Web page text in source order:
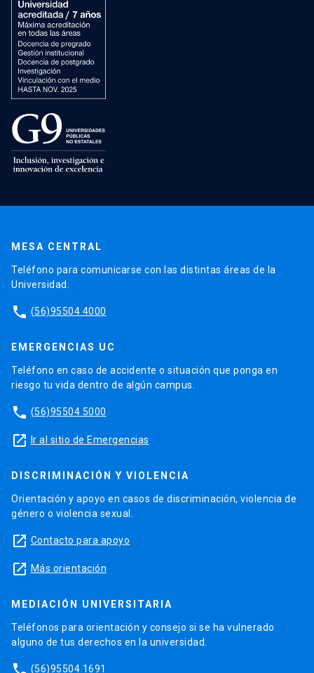
MESA CENTRAL
Teléfono para comunicarse con las distintas áreas de la
Universidad.
phone (56)95504 4000
EMERGENCIAS UC
Teléfono en caso de accidente o situación que ponga en
riesgo tu vida dentro de algún campus.
phone (56)95504 5000
launch Ir al sitio de Emergencias
DISCRIMINACIÓN Y VIOLENCIA
Orientación y apoyo en casos de discriminación, violencia de
género o violencia sexual.
launch Contacto para apoyo
launch Más orientación
MEDIACIÓN UNIVERSITARIA
Teléfonos para orientación y consejo si se ha vulnerado
alguno de tus derechos en la universidad.
(56)95504 1691